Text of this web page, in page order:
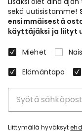
sekä uutisistamme!
ensimmäisestä
käyttäjäksi ja liityt
Miehet
Elämäntapa
Liittymällä hyväksyt